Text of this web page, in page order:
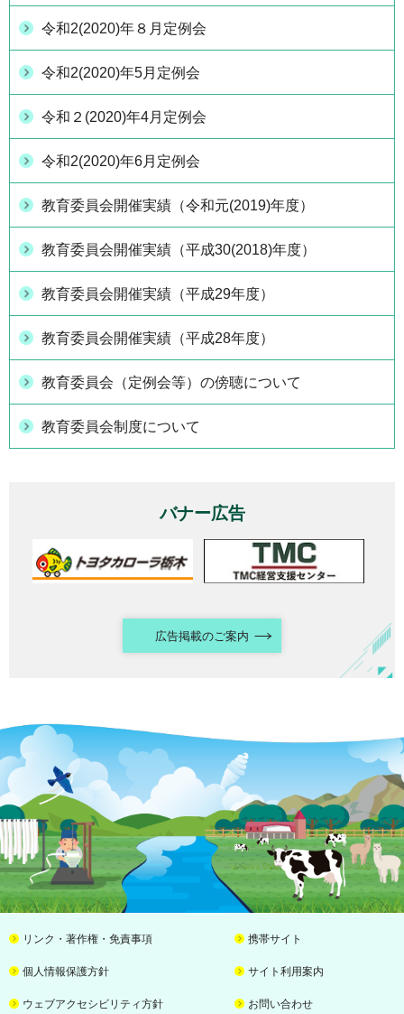
令和2(2020)年８月定例会
令和2(2020)年5月定例会
令和２(2020)年4月定例会
令和2(2020)年6月定例会
教育委員会開催実績（令和元(2019)年度）
教育委員会開催実績（平成30(2018)年度）
教育委員会開催実績（平成29年度）
教育委員会開催実績（平成28年度）
教育委員会（定例会等）の傍聴について
教育委員会制度について
バナー広告
広告掲載のご案内
リンク・著作権・免責事項 携帯サイト
個人情報保護方針 サイト利用案内
ウェブアクセシビリティ方針 お問い合わせ